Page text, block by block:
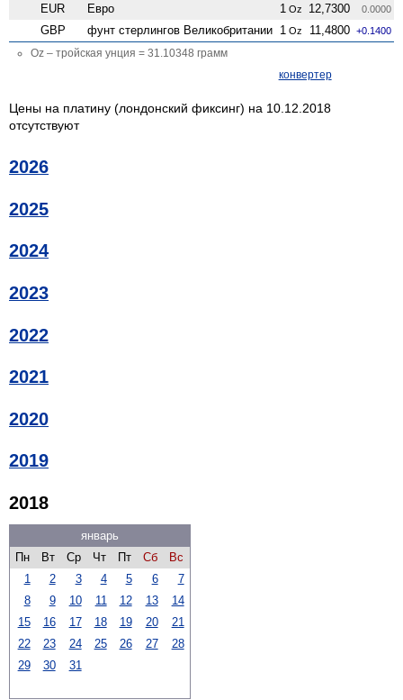
EUR Евро 1 Oz 12,7300 0.0000
GBP фунт стерлингов Велико­британии 1 Oz 11,4800 +0.1400
Oz – тройская унция = 31.10348 грамм
конвертер
Цены на платину (лондонский фиксинг) на 10.12.2018
отсутствуют
2026
2025
2024
2023
2022
2021
2020
2019
2018
январь
Пн
Вт Ср Чт Пт Сб
Вс
1
2 3 4 5 6
7
8
9 10 11 12 13
14
15
16 17 18 19 20
21
22
23 24 25 26 27
28
29
30 31